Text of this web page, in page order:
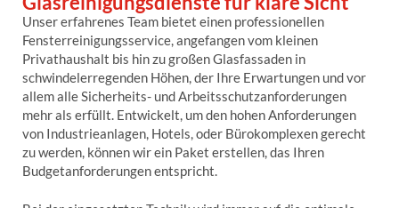
Unser erfahrenes Team bietet einen professionellen
Fensterreinigungsservice, angefangen vom kleinen
Privathaushalt bis hin zu großen Glasfassaden in
schwindelerregenden Höhen, der Ihre Erwartungen und vor
allem alle Sicherheits- und Arbeitsschutzanforderungen
mehr als erfüllt. Entwickelt, um den hohen Anforderungen
von Industrieanlagen, Hotels, oder Bürokomplexen gerecht
zu werden, können wir ein Paket erstellen, das Ihren
Budgetanforderungen entspricht.